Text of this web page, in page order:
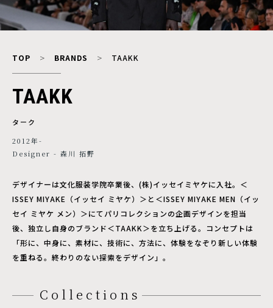
TOP BRANDS TAAKK
TAAKK
ターク
2012年-
Designer - 森川 拓野
デザイナーは文化服装学院卒業後、(株)イッセイミヤケに入社。＜
ISSEY MIYAKE（イッセイ ミヤケ）＞と＜ISSEY MIYAKE MEN（イッ
セイ ミヤケ メン）＞にてパリコレクションの企画デザインを担当
後、独立し自身のブランド＜TAAKK＞を立ち上げる。コンセプトは
「形に、中身に、素材に、技術に、方法に、体験をなぞり新しい体験
を重ねる。終わりのない探索をデザイン」。
Collections